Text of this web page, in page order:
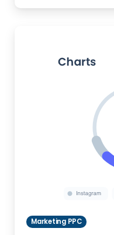
Marketing PPC